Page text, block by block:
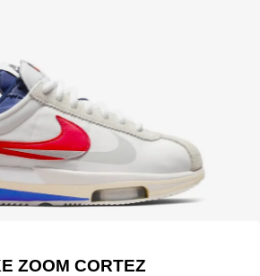
ZOOM CORTEZ